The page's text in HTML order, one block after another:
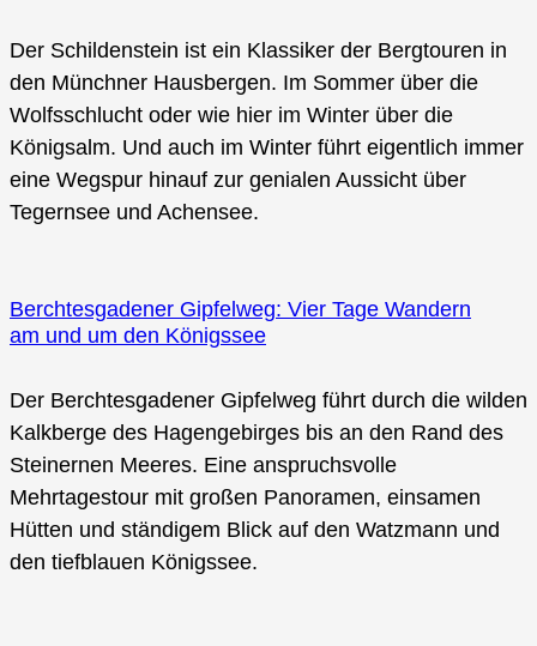
Der Schildenstein ist ein Klassiker der Bergtouren in
den Münchner Hausbergen. Im Sommer über die
Wolfsschlucht oder wie hier im Winter über die
Königsalm. Und auch im Winter führt eigentlich immer
eine Wegspur hinauf zur genialen Aussicht über
Tegernsee und Achensee.
Berchtesgadener Gipfelweg: Vier Tage Wandern
am und um den Königssee
Der Berchtesgadener Gipfelweg führt durch die wilden
Kalkberge des Hagengebirges bis an den Rand des
Steinernen Meeres. Eine anspruchsvolle
Mehrtagestour mit großen Panoramen, einsamen
Hütten und ständigem Blick auf den Watzmann und
den tiefblauen Königssee.